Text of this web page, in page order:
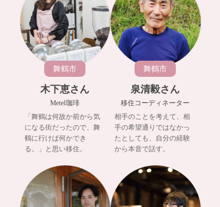
舞鶴市
木下恵さん
Metel珈琲
「舞鶴は何故か前から気
になる街だったので、舞
鶴に行けば何かでき
る。」と思い移住。
舞鶴市
泉清毅さん
移住コーディネーター
相手のことを考えて、相
手の希望通りではなかっ
たとしても、自分の経験
から本音で話す。